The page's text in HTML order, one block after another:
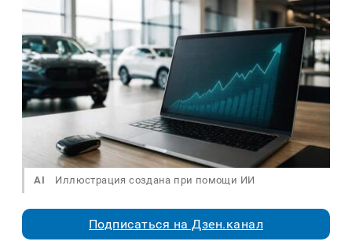
AI Иллюстрация создана при помощи ИИ
Подписаться на Дзен.канал